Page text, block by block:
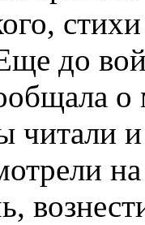
до
о